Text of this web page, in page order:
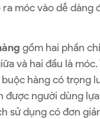
móc vào dễ dàng
gồm hai phần
và hai đầu là
hàng có trọng
được người dùng
sử dụng có đơn